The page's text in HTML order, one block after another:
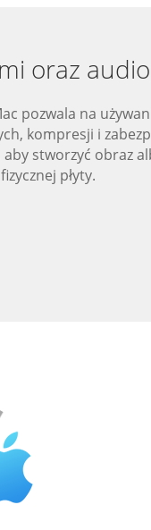
oraz audio
pozwala na
kompresji i
aby stworzyć obraz
płyty.